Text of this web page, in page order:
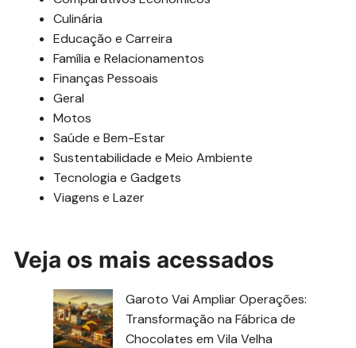
Culinária
Educação e Carreira
Família e Relacionamentos
Finanças Pessoais
Geral
Motos
Saúde e Bem-Estar
Sustentabilidade e Meio Ambiente
Tecnologia e Gadgets
Viagens e Lazer
Veja os mais acessados
Garoto Vai Ampliar Operações:
Transformação na Fábrica de
Chocolates em Vila Velha